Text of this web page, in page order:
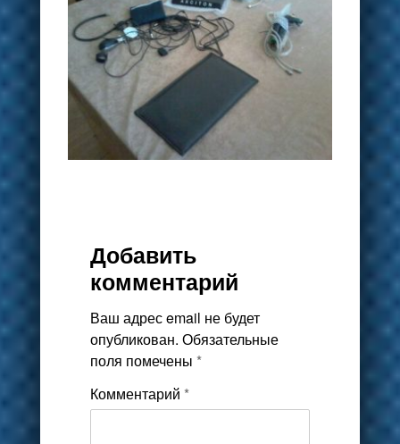
Добавить
комментарий
Ваш адрес email не будет
опубликован. Обязательные
поля помечены *
Комментарий *